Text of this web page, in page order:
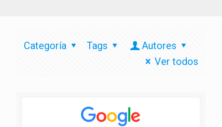
Categoría Tags
Autores
Ver todos